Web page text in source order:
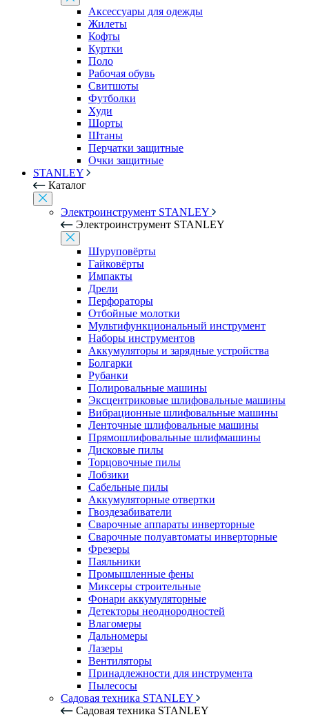
Аксессуары для одежды
Жилеты
Кофты
Куртки
Поло
Рабочая обувь
Свитшоты
Футболки
Худи
Шорты
Штаны
Перчатки защитные
Очки защитные
STANLEY
Каталог
Электроинструмент STANLEY
Электроинструмент STANLEY
Шуруповёрты
Гайковёрты
Импакты
Дрели
Перфораторы
Отбойные молотки
Мультифункциональный инструмент
Наборы инструментов
Аккумуляторы и зарядные устройства
Болгарки
Рубанки
Полировальные машины
Эксцентриковые шлифовальные машины
Вибрационные шлифовальные машины
Ленточные шлифовальные машины
Прямошлифовальные шлифмашины
Дисковые пилы
Торцовочные пилы
Лобзики
Сабельные пилы
Аккумуляторные отвертки
Гвоздезабиватели
Сварочные аппараты инверторные
Сварочные полуавтоматы инверторные
Фрезеры
Паяльники
Промышленные фены
Миксеры строительные
Фонари аккумуляторные
Детекторы неоднородностей
Влагомеры
Дальномеры
Лазеры
Вентиляторы
Принадлежности для инструмента
Пылесосы
Садовая техника STANLEY
Садовая техника STANLEY